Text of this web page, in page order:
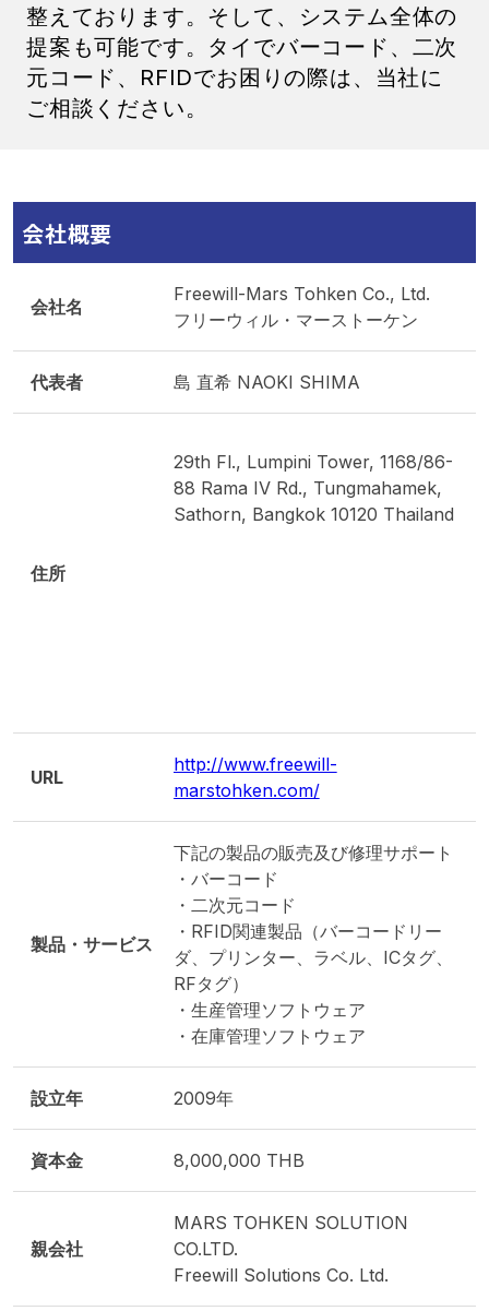
整えております。そして、システム全体の
提案も可能です。タイでバーコード、二次
元コード、RFIDでお困りの際は、当社に
ご相談ください。
会社概要
会社名
Freewill-Mars Tohken Co., Ltd.
フリーウィル・マーストーケン
代表者 島 直希 NAOKI SHIMA
住所
29th Fl., Lumpini Tower, 1168/86-
88 Rama IV Rd., Tungmahamek,
Sathorn, Bangkok 10120 Thailand
URL
http://www.freewill-
marstohken.com/
製品・サービス
下記の製品の販売及び修理サポート
・バーコード
・二次元コード
・RFID関連製品（バーコードリー
ダ、プリンター、ラベル、ICタグ、
RFタグ）
・生産管理ソフトウェア
・在庫管理ソフトウェア
設立年 2009年
資本金 8,000,000 THB
親会社
MARS TOHKEN SOLUTION
CO.LTD.
Freewill Solutions Co. Ltd.